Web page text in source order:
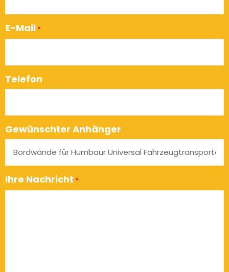
E-Mail *
Telefon
Gewünschter Anhänger
Ihre Nachricht *